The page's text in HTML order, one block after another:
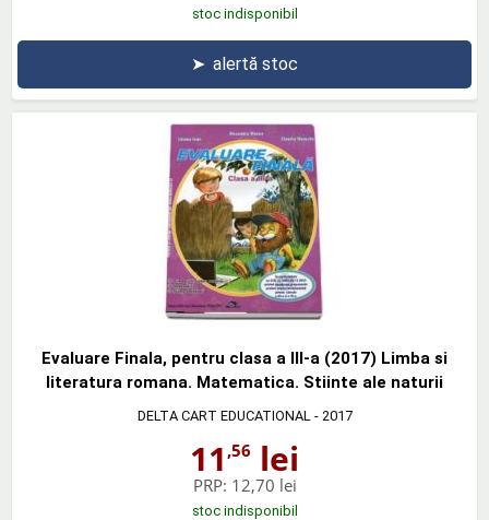
stoc indisponibil
➤ alertă stoc
Evaluare Finala, pentru clasa a III-a (2017) Limba si
literatura romana. Matematica. Stiinte ale naturii
DELTA CART EDUCATIONAL- 2017
11 ,56 lei
PRP: 12,70 lei
stoc indisponibil